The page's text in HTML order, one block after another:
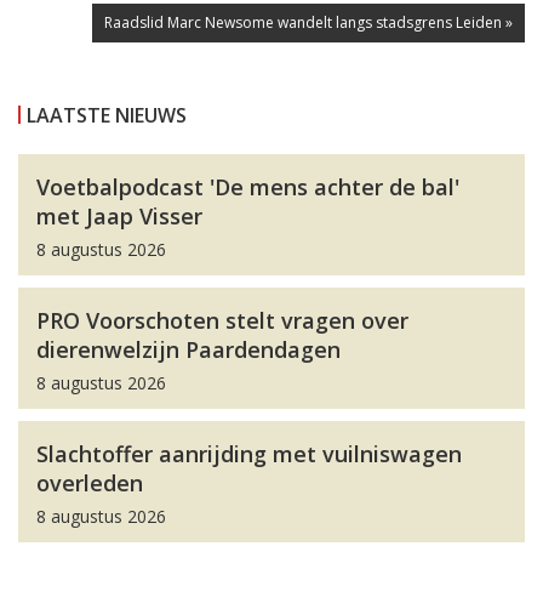
Raadslid Marc Newsome wandelt langs stadsgrens Leiden »
LAATSTE NIEUWS
Voetbalpodcast 'De mens achter de bal'
met Jaap Visser
8 augustus 2026
PRO Voorschoten stelt vragen over
dierenwelzijn Paardendagen
8 augustus 2026
Slachtoffer aanrijding met vuilniswagen
overleden
8 augustus 2026